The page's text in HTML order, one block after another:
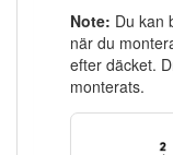
Note: Du kan
när du
efter däcket.
monterats.